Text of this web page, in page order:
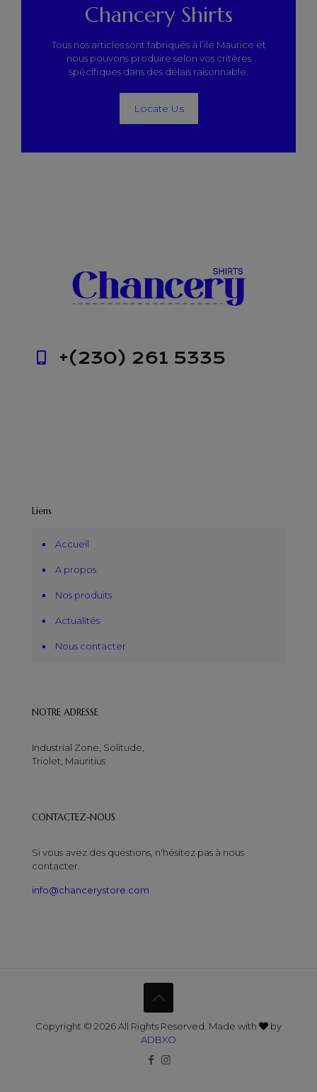
Chancery Shirts
Tous nos articles sont fabriqués à l’ile Maurice et
nous pouvons produire selon vos critères
spécifiques dans des délais raisonnable.
Locate Us
+(230) 261 5335
Liens
Accueil
A propos
Nos produits
Actualités
Nous contacter
NOTRE ADRESSE
Industrial Zone, Solitude,
Triolet, Mauritius
CONTACTEZ-NOUS
Si vous avez des questions, n'hésitez pas à nous
contacter.
info@chancerystore.com
Copyright © 2026 All Rights Reserved. Made with
by
ADBXO